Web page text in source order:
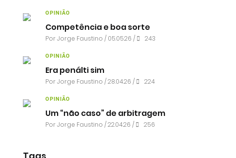
OPINIÃO
Competência e boa sorte
PorJorge Faustino / 05.05.26 / 243
OPINIÃO
Era penálti sim
PorJorge Faustino / 28.04.26 / 224
OPINIÃO
Um “não caso” de arbitragem
PorJorge Faustino / 22.04.26 / 256